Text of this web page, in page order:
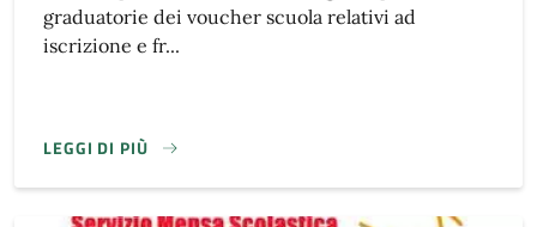
graduatorie dei voucher scuola relativi ad
iscrizione e fr...
LEGGI DI PIÙ